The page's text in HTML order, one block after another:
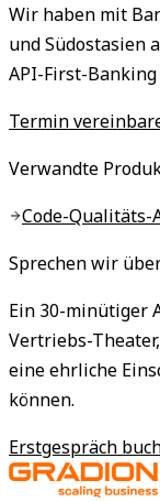
Wir haben mit
und Südostasien
API-First-
Termin
Verwandte
Code-Qualitäts-
Sprechen wir
Ein 30-minütiger
Vertriebs-
eine ehrliche
können.
Erstgespräch